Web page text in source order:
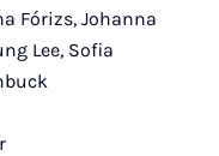
Fórizs, Johanna
Lee, Sofia